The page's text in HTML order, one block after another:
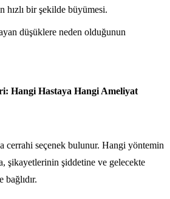
hızlı bir şekilde büyümesi.
düşüklere neden olduğunun
Hangi Hastaya Hangi Ameliyat
cerrahi seçenek bulunur. Hangi yöntemin
şikayetlerinin şiddetine ve gelecekte